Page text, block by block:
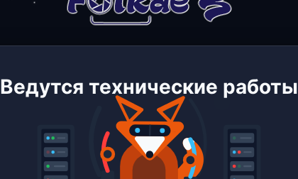
Ведутся технические работы